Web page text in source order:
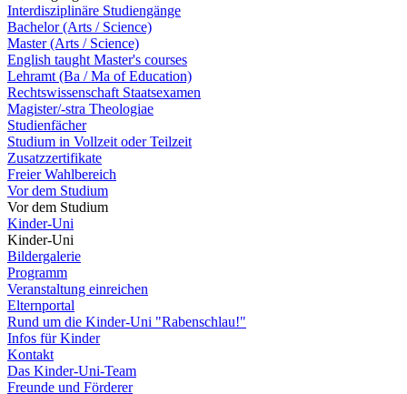
Interdisziplinäre Studiengänge
Bachelor (Arts / Science)
Master (Arts / Science)
English taught Master's courses
Lehramt (Ba / Ma of Education)
Rechtswissenschaft Staatsexamen
Magister/-stra Theologiae
Studienfächer
Studium in Vollzeit oder Teilzeit
Zusatzzertifikate
Freier Wahlbereich
Vor dem Studium
Vor dem Studium
Kinder-Uni
Kinder-Uni
Bildergalerie
Programm
Veranstaltung einreichen
Elternportal
Rund um die Kinder-Uni "Rabenschlau!"
Infos für Kinder
Kontakt
Das Kinder-Uni-Team
Freunde und Förderer